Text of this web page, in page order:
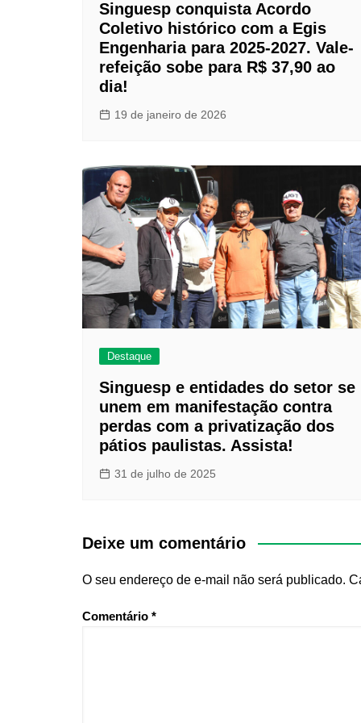
Singuesp conquista Acordo
Coletivo histórico com a Egis
Engenharia para 2025-2027. Vale-
refeição sobe para R$ 37,90 ao
dia!
19 de janeiro de 2026
Destaque
Singuesp e entidades do setor se
unem em manifestação contra
perdas com a privatização dos
pátios paulistas. Assista!
31 de julho de 2025
Deixe um comentário
O seu endereço de e-mail não será publicado.
Comentário *